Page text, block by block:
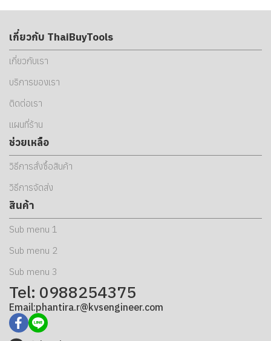
เกี่ยวกับ ThaiBuyTools
เกี่ยวกับเรา
บริการของเรา
ติดต่อเรา
แผนที่ร้าน
ช่วยเหลือ
วิธีการสั่งซื้อสินค้า
วิธีการจัดส่ง
สินค้า
Sub menu 1
Sub menu 2
Sub menu 3
Tel: 0988254375
Email:phantira.r@kvsengineer.com